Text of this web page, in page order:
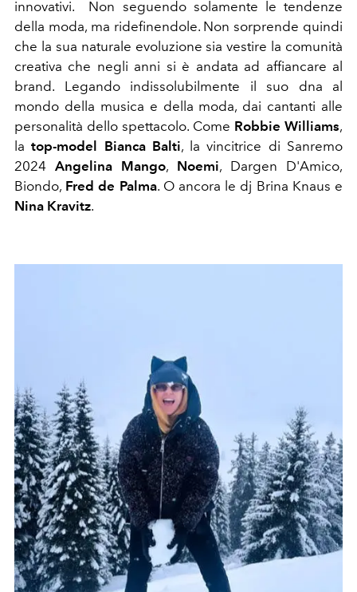
innovativi. Non seguendo solamente le tendenze
della moda, ma ridefinendole. Non sorprende quindi
che la sua naturale evoluzione sia vestire la comunità
creativa che negli anni si è andata ad affiancare al
brand. Legando indissolubilmente il suo dna al
mondo della musica e della moda, dai cantanti alle
personalità dello spettacolo. Come Robbie Williams,
latop-model Bianca Balti, la vincitrice di Sanremo
2024 Angelina Mango, Noemi, Dargen D'Amico,
Biondo, Fred de Palma. O ancora le dj Brina Knaus e
Nina Kravitz.